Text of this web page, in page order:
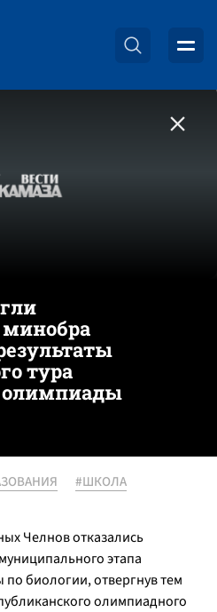
тура
олимпиады
#ШКОЛА
Челнов отказались
этапа
биологии, отвергнув тем
олимпиадного